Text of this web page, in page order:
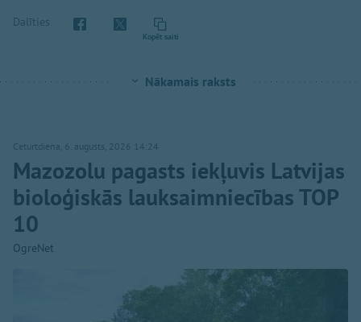
Dalīties
Kopēt saiti
Nākamais raksts
Ceturtdiena, 6. augusts, 2026 14:24
Mazozolu pagasts iekļuvis Latvijas
bioloģiskās lauksaimniecības TOP
10
OgreNet